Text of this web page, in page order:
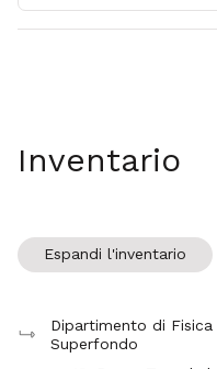
Inventario
Espandi l'inventario
Dipartimento di
Superfondo